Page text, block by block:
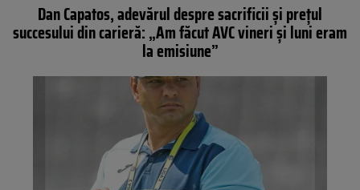
Dan Capatos, adevărul despre sacrificii și prețul
succesului din carieră: „Am făcut AVC vineri și luni eram
la emisiune”